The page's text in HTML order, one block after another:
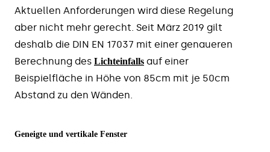
Aktuellen Anforderungen wird diese Regelung
aber nicht mehr gerecht. Seit März 2019 gilt
deshalb die DIN EN 17037 mit einer genaueren
Berechnung des Lichteinfalls auf einer
Beispielfläche in Höhe von 85cm mit je 50cm
Abstand zu den Wänden.
Geneigte und vertikale Fenster